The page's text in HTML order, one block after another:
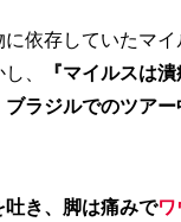
に依存していたマ
、
『マイルスは
ラジルでのツア
吐き、脚は痛みでワ